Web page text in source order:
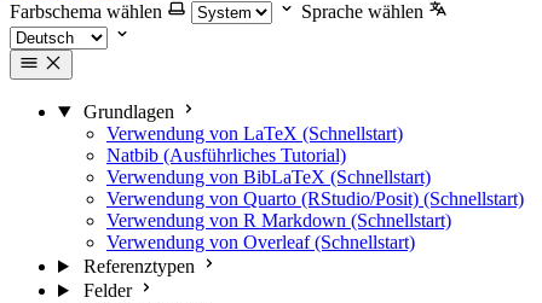
Farbschema wählen
Sprache wählen
Grundlagen
Verwendung von LaTeX (Schnellstart)
Natbib (Ausführliches Tutorial)
Verwendung von BibLaTeX (Schnellstart)
Verwendung von Quarto (RStudio/Posit) (Schnellstart)
Verwendung von R Markdown (Schnellstart)
Verwendung von Overleaf (Schnellstart)
Referenztypen
Felder